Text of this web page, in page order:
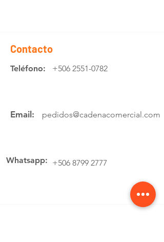
Contacto
Teléfono: +506 2551-0782
Email: pedidos@cadenacomercial.com
Whatsapp: +506 8799 2777